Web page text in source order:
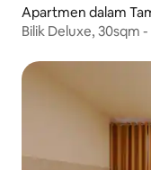
Apartmen dalam
Bilik Deluxe, 30sqm